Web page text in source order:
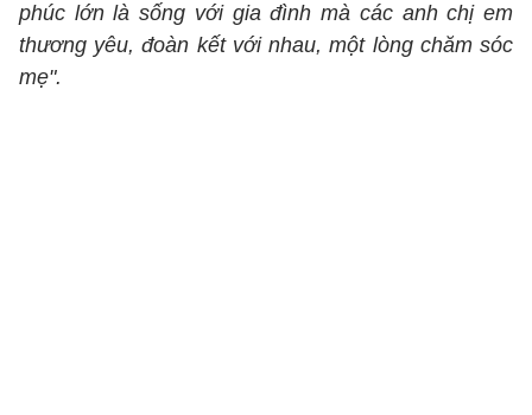
phúc lớn là sống với gia đình mà các anh chị em
thương yêu, đoàn kết với nhau, một lòng chăm sóc
mẹ".